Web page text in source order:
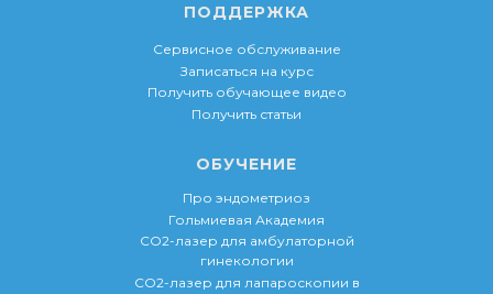
ПОДДЕРЖКА
ОБУЧЕНИЕ
Получить обучающее видео
Получить статьи
Про эндометриоз
СО2-лазер для амбулаторной
гинекологии
СО2-лазер для лапароскопии в
Сервисное обслуживание
Гольмиевая Академия
Записаться на курс